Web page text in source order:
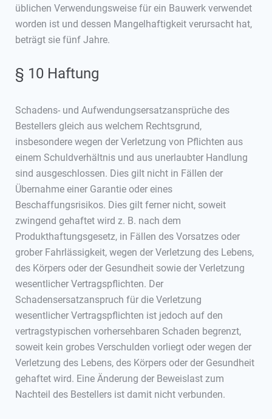
üblichen Verwendungsweise für ein Bauwerk verwendet
worden ist und dessen Mangelhaftigkeit verursacht hat,
beträgt sie fünf Jahre.
§ 10 Haftung
Schadens- und Aufwendungsersatzansprüche des
Bestellers gleich aus welchem Rechtsgrund,
insbesondere wegen der Verletzung von Pflichten aus
einem Schuldverhältnis und aus unerlaubter Handlung
sind ausgeschlossen. Dies gilt nicht in Fällen der
Übernahme einer Garantie oder eines
Beschaffungsrisikos. Dies gilt ferner nicht, soweit
zwingend gehaftet wird z. B. nach dem
Produkthaftungsgesetz, in Fällen des Vorsatzes oder
grober Fahrlässigkeit, wegen der Verletzung des Lebens,
des Körpers oder der Gesundheit sowie der Verletzung
wesentlicher Vertragspflichten. Der
Schadensersatzanspruch für die Verletzung
wesentlicher Vertragspflichten ist jedoch auf den
vertragstypischen vorhersehbaren Schaden begrenzt,
soweit kein grobes Verschulden vorliegt oder wegen der
Verletzung des Lebens, des Körpers oder der Gesundheit
gehaftet wird. Eine Änderung der Beweislast zum
Nachteil des Bestellers ist damit nicht verbunden.